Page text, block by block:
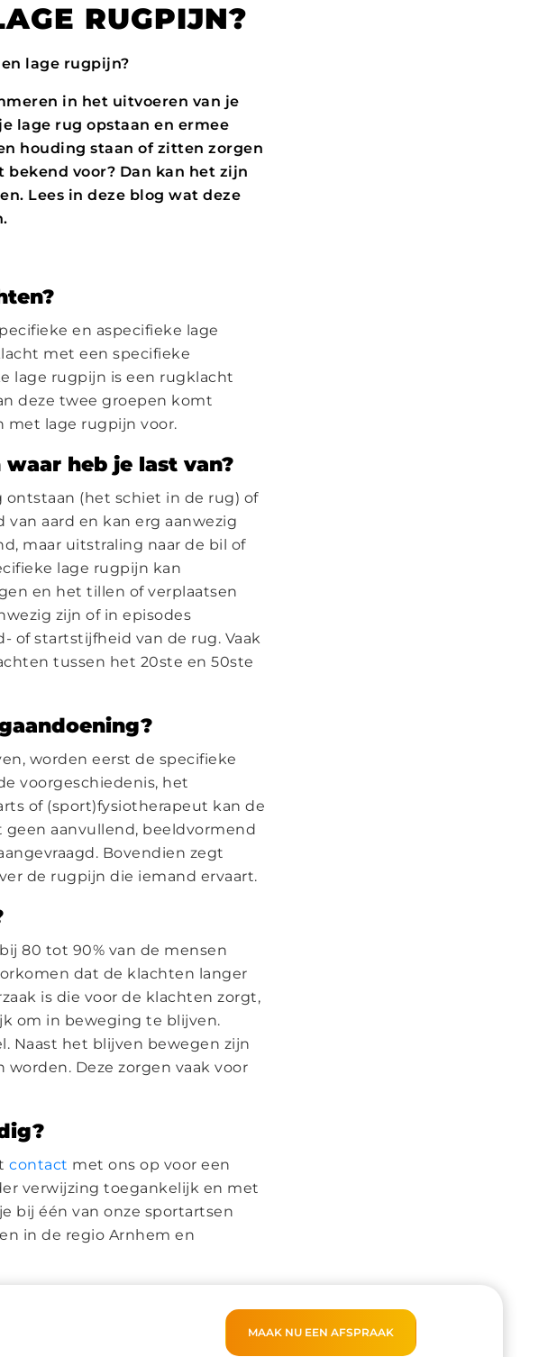
RUGPIJN?
lage rugpijn?
in het uitvoeren van je
lage rug opstaan en ermee
houding staan of zitten zorgen
voor? Dan kan het zijn
Lees in deze blog wat deze
en aspecifieke lage
met een specifieke
lage rugpijn is een rugklacht
deze twee groepen komt
met lage rugpijn voor.
heb je last van?
(het schiet in de rug) of
aard en kan erg aanwezig
maar uitstraling naar de bil of
lage rugpijn kan
en het tillen of verplaatsen
zijn of in episodes
of startstijfheid van de rug. Vaak
tussen het 20ste en 50ste
worden eerst de specifieke
voorgeschiedenis, het
of (sport)fysiotherapeut kan de
aanvullend, beeldvormend
Bovendien zegt
de rugpijn die iemand ervaart.
80 tot 90% van de mensen
dat de klachten langer
is die voor de klachten zorgt,
om in beweging te blijven.
Naast het blijven bewegen zijn
Deze zorgen vaak voor
contact met ons op voor een
verwijzing toegankelijk en met
bij één van onze sportartsen
in de regio Arnhem en
MAAK NU EEN AFSPRAAK